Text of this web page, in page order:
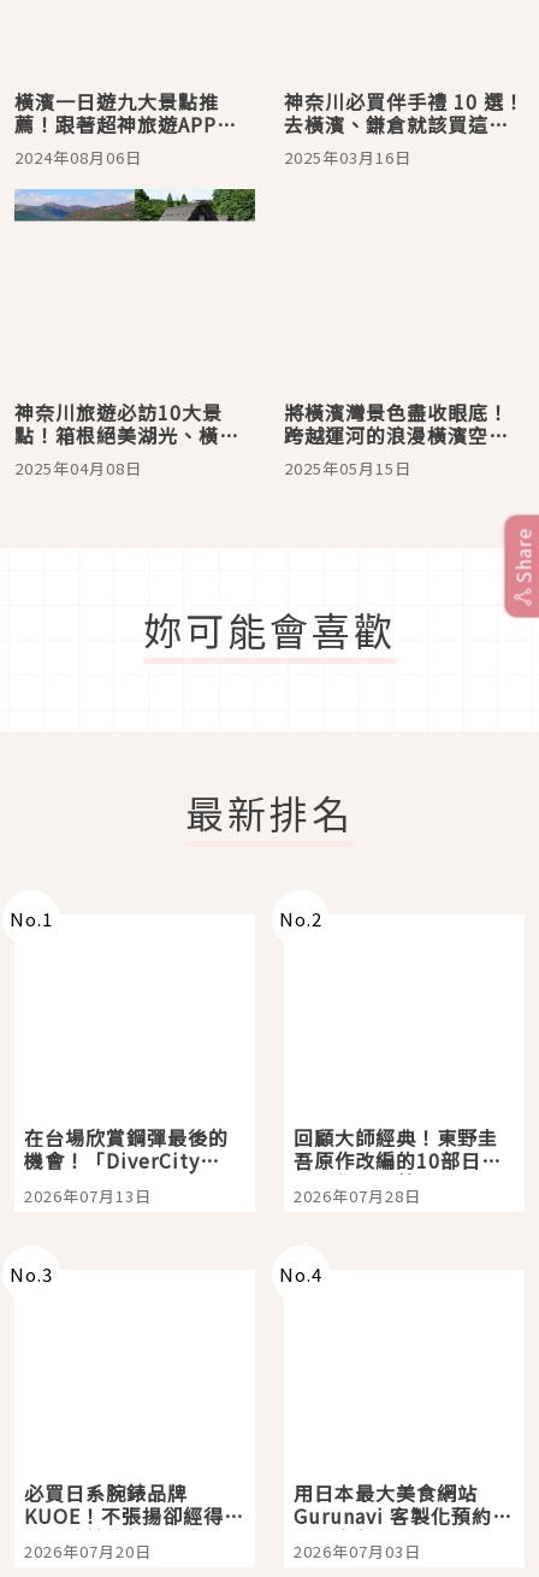
橫濱一日遊九大景點推
薦！跟著超神旅遊APP玩
遍達人級行程
2024年08月06日
神奈川必買伴手禮 10 選！
去橫濱、鎌倉就該買這
些，人氣鴿子餅乾、鹽味
香草費南雪，帶回滿滿在
2025年03月16日
神奈川旅遊必訪10大景
點！箱根絕美湖光、橫濱
紅磚浪漫、鎌倉歷史巡
禮、夢幻藍紫陽花、穿越
2025年04月08日
將橫濱灣景色盡收眼底！
跨越運河的浪漫橫濱空中
纜車「YOKOHAMA AIR
CABIN」
2025年05月15日
妳可能會喜歡
最新排名
No.1
在台場欣賞鋼彈最後的
機會！「DiverCity
Tokyo Plaza」搭船、
購物、美食及夜景，一
2026年07月13日
No.2
回顧大師經典！東野圭
吾原作改編的10部日本
影視作品推薦
2026年07月28日
No.3
必買日系腕錶品牌
KUOE！不張揚卻經得起
時間洗鍊的經典之作五
選
2026年07月20日
No.4
用日本最大美食網站
Gurunavi 客製化預約九
大都市餐廳，打造專屬
美食體驗！
2026年07月03日
Share